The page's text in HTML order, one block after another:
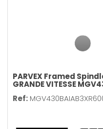
PARVEX Framed
GRANDE VITESSE
Ref: